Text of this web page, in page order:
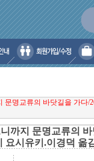
문명교류의 바닷길을 가다/
까지 문명교류의
요시유키.이경덕 옮